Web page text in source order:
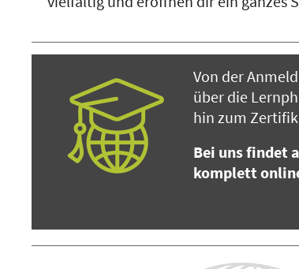
Von der
über die
hin zum
Bei uns findet
komplett